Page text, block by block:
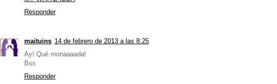
Responder
maituins 14 de febrero de 2013 a las 8:25
Ay! Qué monaaaada!
Bss
Responder